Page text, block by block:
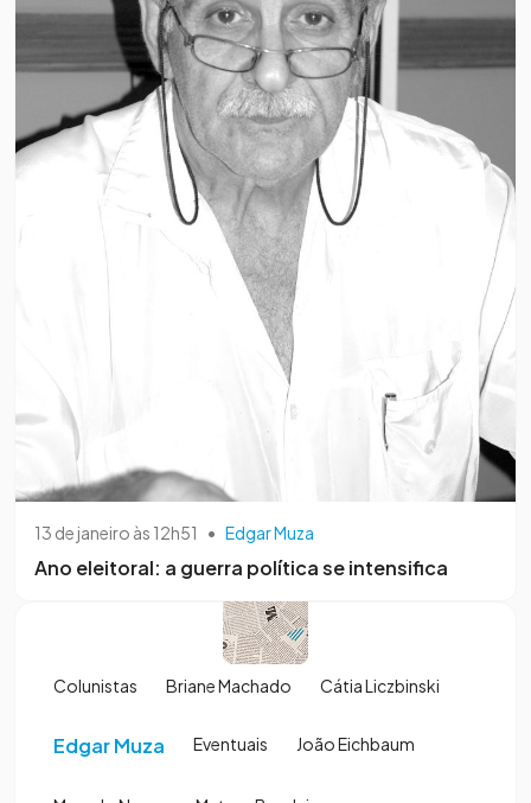
13 de janeiro às 12h51 • Edgar Muza
Ano eleitoral: a guerra política se intensifica
Colunistas Briane Machado Cátia Liczbinski
Edgar Muza Eventuais João Eichbaum